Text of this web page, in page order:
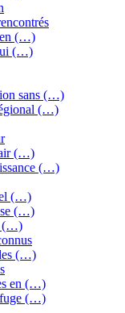
en (…)
(…)
sans (…)
(…)
(…)
(…)
(…)
se (…)
(…)
(…)
en (…)
(…)